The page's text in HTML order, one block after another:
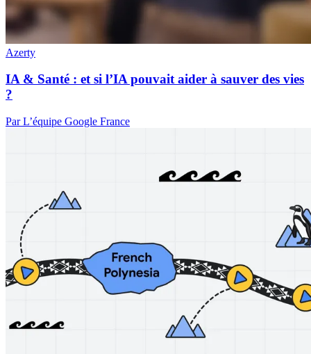
Azerty
IA & Santé : et si l’IA pouvait aider à sauver des vies
?
Par L’équipe Google France